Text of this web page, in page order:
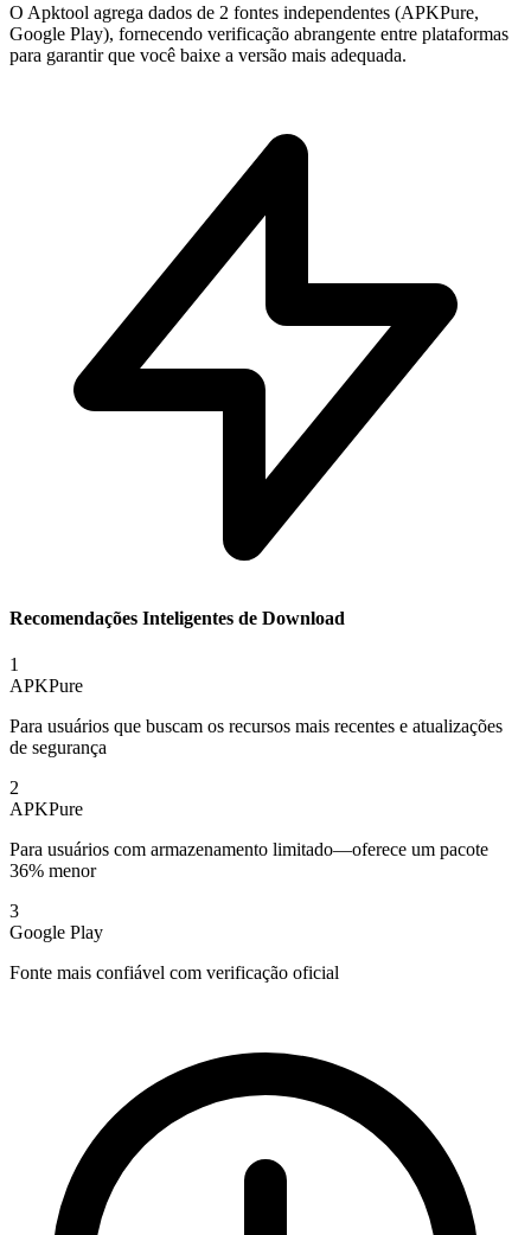
O Apktool agrega dados de 2 fontes independentes (APKPure,
Google Play), fornecendo verificação abrangente entre plataformas
para garantir que você baixe a versão mais adequada.
Recomendações Inteligentes de Download
1
APKPure
Para usuários que buscam os recursos mais recentes e atualizações
de segurança
2
APKPure
Para usuários com armazenamento limitado—oferece um pacote
36% menor
3
Google Play
Fonte mais confiável com verificação oficial